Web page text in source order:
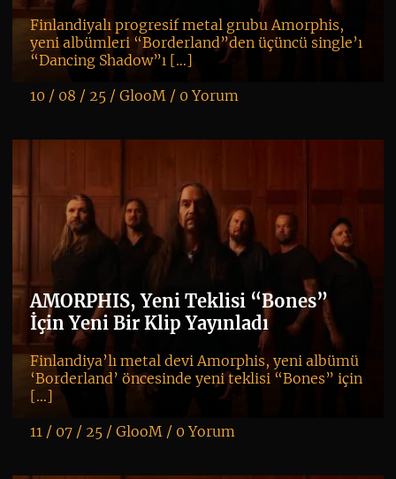
Finlandiyalı progresif metal grubu Amorphis,
yeni albümleri “Borderland”den üçüncü single’ı
“Dancing Shadow”ı […]
10 / 08 / 25 / GlooM/ 0 Yorum
AMORPHIS, Yeni Teklisi “Bones”
İçin Yeni Bir Klip Yayınladı
Finlandiya’lı metal devi Amorphis, yeni albümü
‘Borderland’ öncesinde yeni teklisi “Bones” için
[…]
11 / 07 / 25 / GlooM/ 0 Yorum